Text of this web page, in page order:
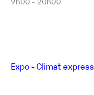
Expo - Climat express